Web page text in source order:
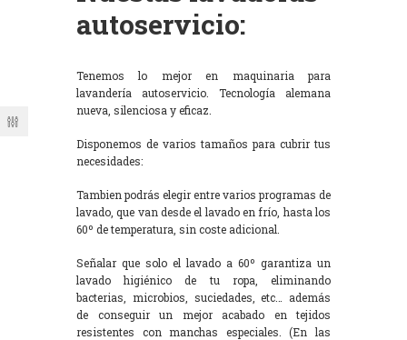
autoservicio:
Tenemos lo mejor en maquinaria para
lavandería autoservicio. Tecnología alemana
nueva, silenciosa y eficaz.
Disponemos de varios tamaños para cubrir tus
necesidades:
Tambien podrás elegir entre varios programas de
lavado, que van desde el lavado en frío, hasta los
60º de temperatura, sin coste adicional.
Señalar que solo el lavado a 60º garantiza un
lavado higiénico de tu ropa, eliminando
bacterias, microbios, suciedades, etc… además
de conseguir un mejor acabado en tejidos
resistentes con manchas especiales. (En las